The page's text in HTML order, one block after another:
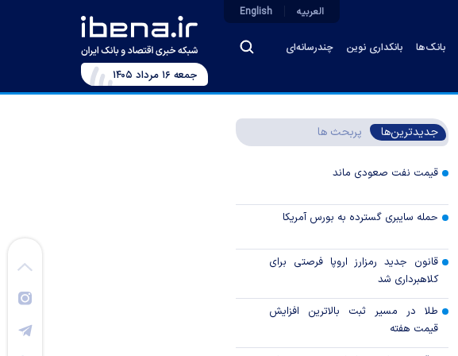
بانک‌ها بانکداری نوین چندرسانه‌ای
العربیه English
جمعه ۱۶ مرداد ۱۴۰۵
جدیدترین‌ها پربحث ها
قیمت نفت صعودی ماند
حمله سایبری گسترده به بورس آمریکا
قانون جدید رمزارز اروپا فرصتی برای
کلاهبرداری شد
طلا در مسیر ثبت بالاترین افزایش
قیمت هفته